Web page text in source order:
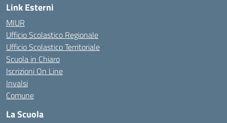
Link Esterni
MIUR
Ufficio Scolastico Regionale
Ufficio Scolastico Territoriale
Scuola in Chiaro
Iscrizioni On Line
Invalsi
Comune
La Scuola